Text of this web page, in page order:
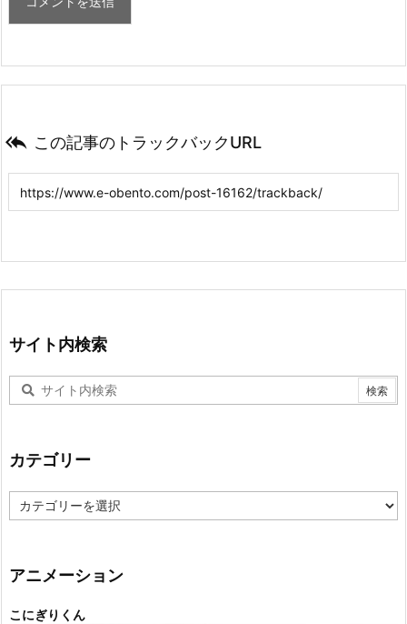
 この記事のトラックバックURL
サイト内検索
カテゴリー
テ
ー
アニメーション
こにぎりくん